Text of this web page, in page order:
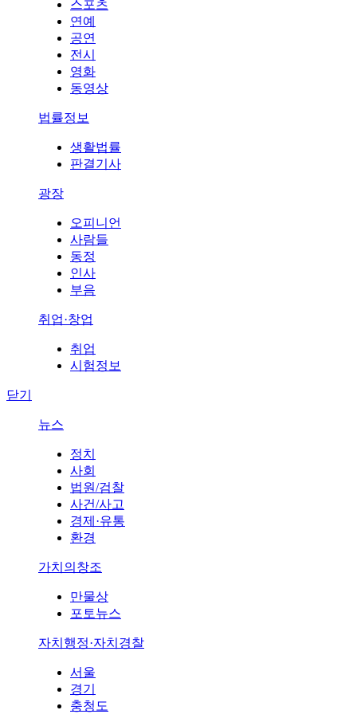
스포츠
연예
공연
전시
영화
동영상
법률정보
생활법률
판결기사
광장
오피니언
사람들
동정
인사
부음
취업·창업
취업
시험정보
닫기
뉴스
정치
사회
법원/검찰
사건/사고
경제·유통
환경
가치의창조
만물상
포토뉴스
자치행정·자치경찰
서울
경기
충청도